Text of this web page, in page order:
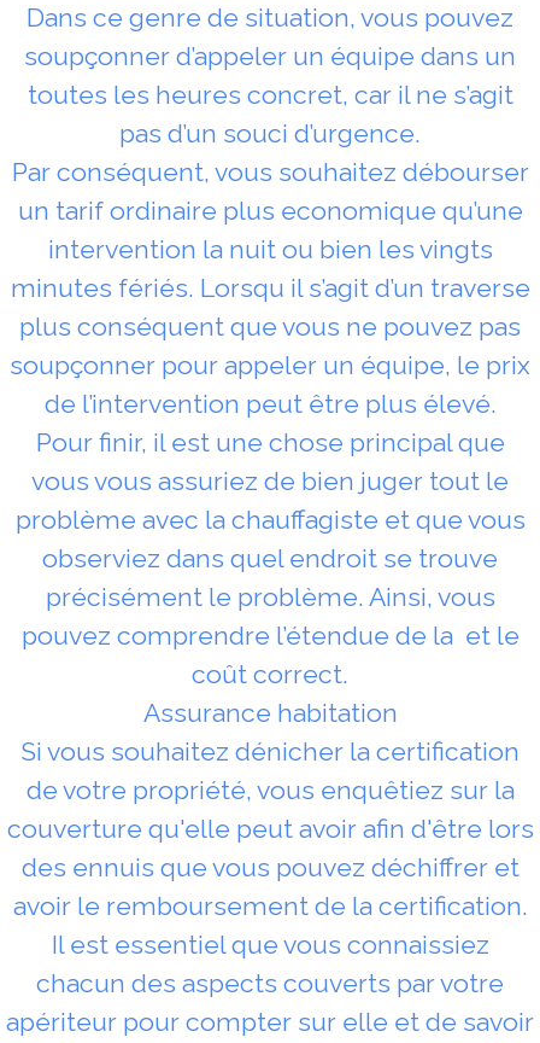
Dans ce genre de situation, vous pouvez
soupçonner d’appeler un équipe dans un
toutes les heures concret, car il ne s’agit
pas d’un souci d’urgence.
Par conséquent, vous souhaitez débourser
un tarif ordinaire plus economique qu’une
intervention la nuit ou bien les vingts
minutes fériés. Lorsqu il s’agit d’un traverse
plus conséquent que vous ne pouvez pas
soupçonner pour appeler un équipe, le prix
de l’intervention peut être plus élevé.
Pour finir, il est une chose principal que
vous vous assuriez de bien juger tout le
problème avec la chauffagiste et que vous
observiez dans quel endroit se trouve
précisément le problème. Ainsi, vous
pouvez comprendre l’étendue de la et le
coût correct.
Assurance habitation
Si vous souhaitez dénicher la certification
de votre propriété, vous enquêtiez sur la
couverture qu'elle peut avoir afin d'être lors
des ennuis que vous pouvez déchiffrer et
avoir le remboursement de la certification.
Il est essentiel que vous connaissiez
chacun des aspects couverts par votre
apériteur pour compter sur elle et de savoir